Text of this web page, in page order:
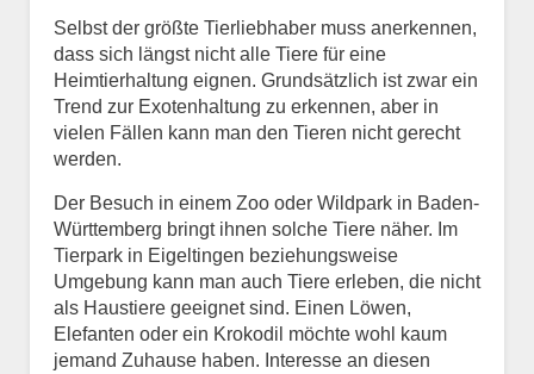
Selbst der größte Tierliebhaber muss anerkennen,
dass sich längst nicht alle Tiere für eine
Heimtierhaltung eignen. Grundsätzlich ist zwar ein
Trend zur Exotenhaltung zu erkennen, aber in
vielen Fällen kann man den Tieren nicht gerecht
werden.
Der Besuch in einem Zoo oder Wildpark in Baden-
Württemberg bringt ihnen solche Tiere näher. Im
Tierpark in Eigeltingen beziehungsweise
Umgebung kann man auch Tiere erleben, die nicht
als Haustiere geeignet sind. Einen Löwen,
Elefanten oder ein Krokodil möchte wohl kaum
jemand Zuhause haben. Interesse an diesen